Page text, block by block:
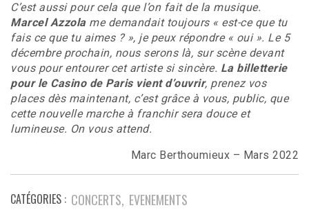
C’est aussi pour cela que l’on fait de la musique.
Marcel Azzolame demandait toujours « est-ce que tu
fais ce que tu aimes ? », je peux répondre « oui ». Le 5
décembre prochain, nous serons là, sur scène devant
vous pour entourer cet artiste si sincère. La billetterie
pour le Casino de Paris vient d’ouvrir, prenez vos
places dès maintenant, c’est grâce à vous, public, que
cette nouvelle marche à franchir sera douce et
lumineuse. On vous attend.
Marc Berthoumieux – Mars 2022
CATÉGORIES : CONCERTS EVENEMENTS